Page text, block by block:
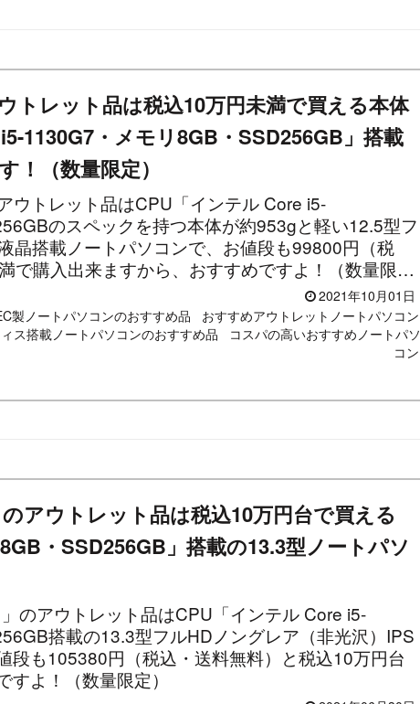
トレット品は税込10万円未満で買える本体
1130G7・メモリ8GB・SSD256GB」搭載
！（数量限定）
ウトレット品はCPU「インテル Core i5-
のスペックを持つ本体が約953gと軽い12.5型フ
晶搭載ノートパソコンで、お値段も99800円（税
で購入出来ますから、おすすめですよ！（数量限
2021年10月01日
製ノートパソコンのおすすめ品
おすすめアウトレットノートパソコン
ス搭載ノートパソコンのおすすめ品
コスパの高いおすすめノートパソ
コン
アウトレット品は税込10万円台で買える
・SSD256GB」搭載の13.3型ノートパソ
のアウトレット品はCPU「インテル Core i5-
搭載の13.3型フルHDノングレア（非光沢）IPS
段も105380円（税込・送料無料）と税込10万円台
よ！（数量限定）